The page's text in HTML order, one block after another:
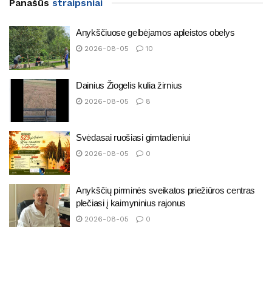
Panašūs straipsniai
Anykščiuose gelbėjamos apleistos obelys
2026-08-05 10
Dainius Žiogelis kulia žirnius
2026-08-05 8
Svėdasai ruošiasi gimtadieniui
2026-08-05 0
Anykščių pirminės sveikatos priežiūros centras
plečiasi į kaimyninius rajonus
2026-08-05 0